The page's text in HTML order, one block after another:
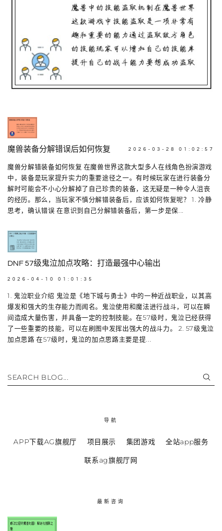
魔兽装备分解错误后如何恢复 2026-03-28 01:02:57
魔兽分解错装备如何恢复 在魔兽世界这款大型多人在线角色扮演游戏
中，装备是玩家提升实力的重要途径之一。有时候玩家在进行装备分
解时可能会不小心分解掉了自己珍贵的装备，这无疑是一种令人沮丧
的经历。那么，当玩家不慎分解错装备后，应该如何恢复呢？ 1. 冷静
思考，确认错误 在意识到自己分解错装备后，第一步是保...
DNF 57级鬼泣加点攻略：打造最强中心输出
2026-04-10 01:01:35
1. 鬼泣职业介绍 鬼泣是《地下城与勇士》中的一种近战职业，以其高
爆发和强大的生存能力而闻名。鬼泣使用和魔法进行战斗，可以在瞬
间造成大量伤害，并具备一定的控制技能。在57级时，鬼泣已经获得
了一些重要的技能，可以在刷图中发挥出强大的战斗力。 2. 57级鬼泣
加点思路 在57级时，鬼泣的加点思路主要是提...
SEARCH BLOG...
导航
APP下载AG旗舰厅 项目展示 集团游戏 全站app服务
联系ag旗舰厅网
最新咨询